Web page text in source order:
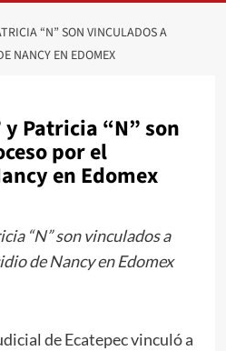
“N” SON VINCULADOS A
NANCY EN EDOMEX
Patricia “N” son
por el
en Edomex
“N” son vinculados a
de Nancy en Edomex
de Ecatepec vinculó a